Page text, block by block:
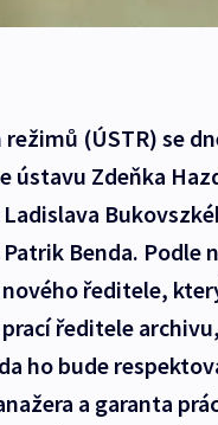
(ÚSTR) se
ústavu Zdeňka
Benda. Podle
ředitele,
ředitele
ho bude
a garanta